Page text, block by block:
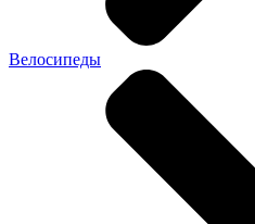
Велосипеды